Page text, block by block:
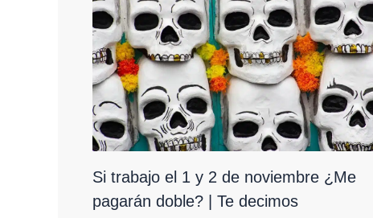
Si trabajo el 1 y 2 de noviembre ¿Me
pagarán doble? | Te decimos